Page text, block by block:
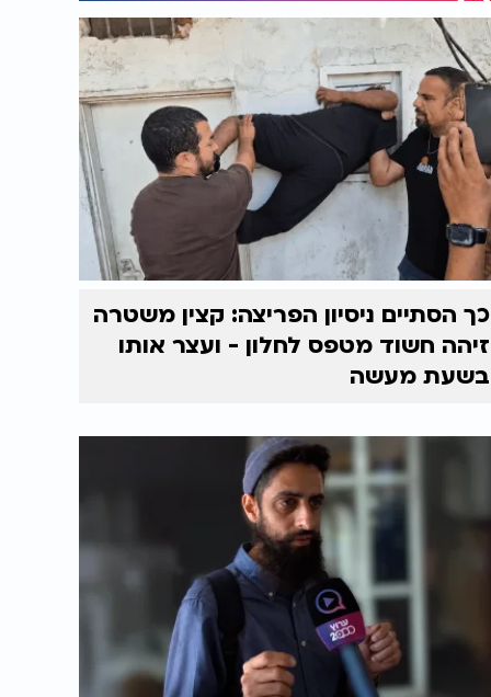
כך הסתיים ניסיון הפריצה: קצין משטרה
זיהה חשוד מטפס לחלון - ועצר אותו
בשעת מעשה